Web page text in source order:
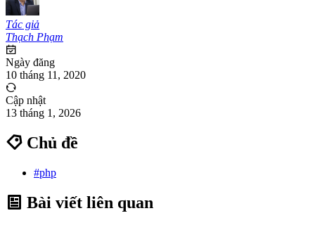
Tác giả
Thạch Phạm
Ngày đăng
10 tháng 11, 2020
Cập nhật
13 tháng 1, 2026
Chủ đề
#php
Bài viết liên quan